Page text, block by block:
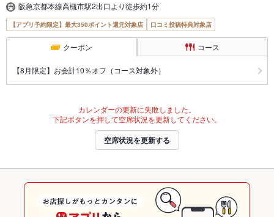
阪急京都本線高槻市駅2出口より徒歩約1分
【アプリ予約限定】最大350ポイント還元対象店 口コミ投稿特典対象店
クーポン コース
【8月限定】お会計10％オフ（コース対象外）
カレンダーの更新に失敗しました。
下記ボタンを押して空席状況を更新してください。
空席状況を更新する